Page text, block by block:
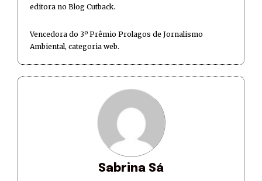
editora no Blog Cutback.
Vencedora do 3º Prêmio Prolagos de Jornalismo
Ambiental, categoria web.
Sabrina Sá